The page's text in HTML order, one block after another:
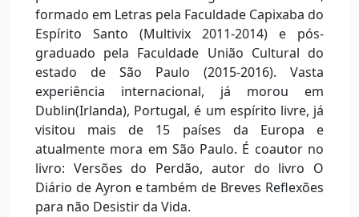
formado em Letras pela Faculdade Capixaba do
Espírito Santo (Multivix 2011-2014) e pós-
graduado pela Faculdade União Cultural do
estado de São Paulo (2015-2016). Vasta
experiência internacional, já morou em
Dublin(Irlanda), Portugal, é um espírito livre, já
visitou mais de 15 países da Europa e
atualmente mora em São Paulo. É coautor no
livro: Versões do Perdão, autor do livro O
Diário de Ayron e também de Breves Reflexões
para não Desistir da Vida.